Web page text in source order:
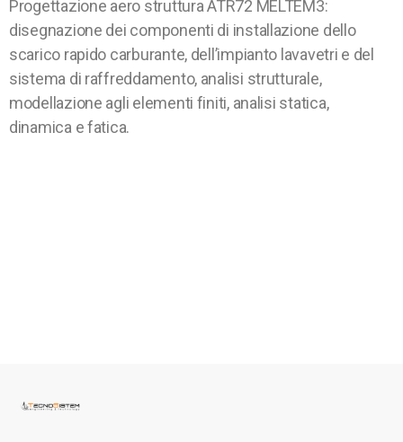
Progettazione aero struttura ATR72 MELTEM3:
disegnazione dei componenti di installazione dello
scarico rapido carburante, dell’impianto lavavetri e del
sistema di raffreddamento, analisi strutturale,
modellazione agli elementi finiti, analisi statica,
dinamica e fatica.